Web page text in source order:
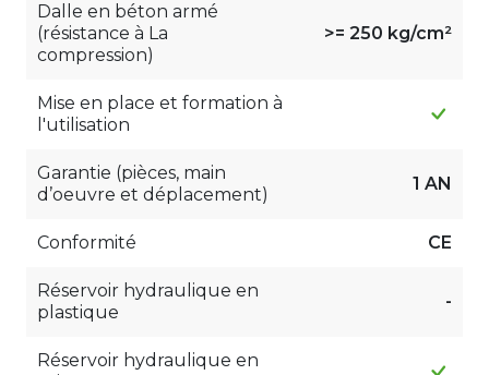
Dalle en béton armé
(résistance à La
compression)
>= 250 kg/cm²
Mise en place et formation à
l'utilisation
Garantie (pièces, main
d’oeuvre et déplacement)
1 AN
Conformité CE
Réservoir hydraulique en
plastique
-
Réservoir hydraulique en